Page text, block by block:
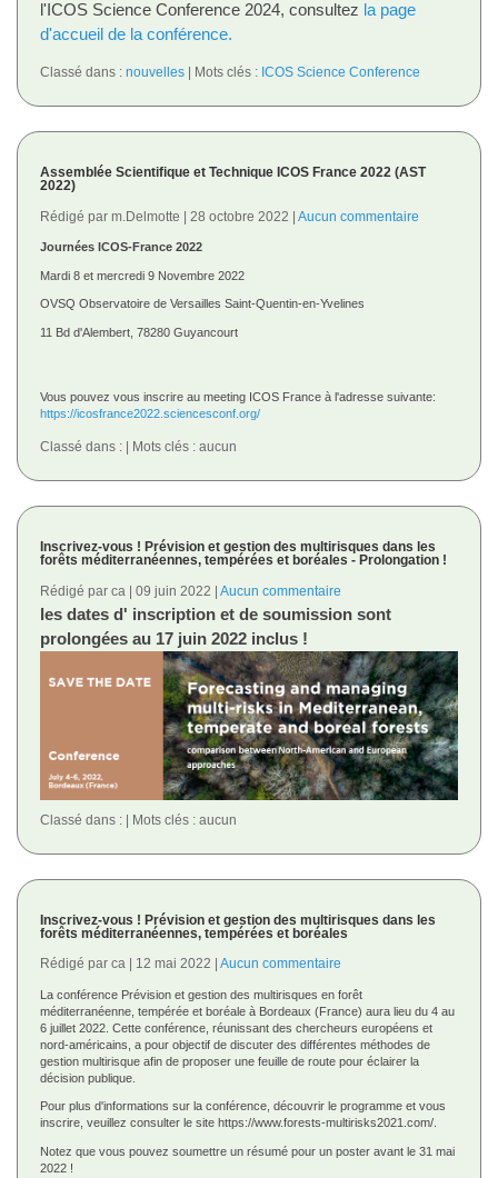
l'ICOS Science Conference 2024, consultez la page
d'accueil de la conférence.
Classé dans : nouvelles Mots clés : ICOS Science Conference
Assemblée Scientifique et Technique ICOS France 2022 (AST
2022)
Rédigé par m.Delmotte 28 octobre 2022 Aucun commentaire
Journées ICOS-France 2022
Mardi 8 et mercredi 9 Novembre 2022
OVSQ Observatoire de Versailles Saint-Quentin-en-Yvelines
11 Bd d'Alembert, 78280 Guyancourt
Vous pouvez vous inscrire au meeting ICOS France à l'adresse suivante:
https://icosfrance2022.sciencesconf.org/
Classé dans : Mots clés : aucun
Inscrivez-vous ! Prévision et gestion des multirisques dans les
forêts méditerranéennes, tempérées et boréales - Prolongation !
Rédigé par ca 09 juin 2022 Aucun commentaire
les dates d' inscription et de soumission sont
prolongées au 17 juin 2022 inclus !
Classé dans : Mots clés : aucun
Inscrivez-vous ! Prévision et gestion des multirisques dans les
forêts méditerranéennes, tempérées et boréales
Rédigé par ca 12 mai 2022 Aucun commentaire
La conférence Prévision et gestion des multirisques en forêt
méditerranéenne, tempérée et boréale à Bordeaux (France) aura lieu du 4 au
6 juillet 2022. Cette conférence, réunissant des chercheurs européens et
nord-américains, a pour objectif de discuter des différentes méthodes de
gestion multirisque afin de proposer une feuille de route pour éclairer la
décision publique.
Pour plus d'informations sur la conférence, découvrir le programme et vous
inscrire, veuillez consulter le site https://www.forests-multirisks2021.com/.
Notez que vous pouvez soumettre un résumé pour un poster avant le 31 mai
2022 !